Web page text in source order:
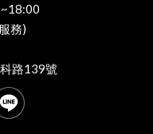
務)
路139號